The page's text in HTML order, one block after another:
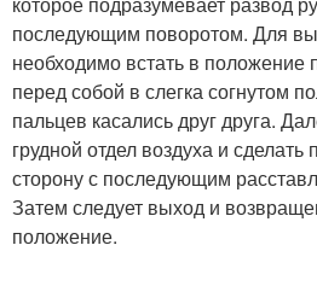
последующим поворотом. Для
необходимо встать в положение
перед собой в слегка согнутом
пальцев касались друг друга.
грудной отдел воздуха и сделать
сторону с последующим
Затем следует выход и
положение.